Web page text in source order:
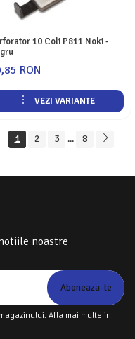
10 Coli P811 Noki -
RON
VEZI VARIANTE
1 2 3 ... 8
noastre
Afla mai multe in